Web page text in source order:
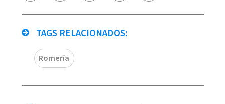
TAGS RELACIONADOS:
Romería